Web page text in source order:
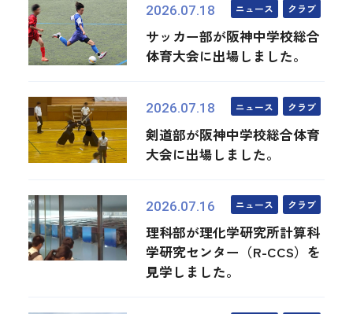
2026.07.18 ニュース クラブ
サッカー部が阪神中学校総合
体育大会に出場しました。
2026.07.18 ニュース クラブ
剣道部が阪神中学校総合体育
大会に出場しました。
2026.07.16 ニュース クラブ
理科部が理化学研究所計算科
学研究センター（R-CCS）を
見学しました。